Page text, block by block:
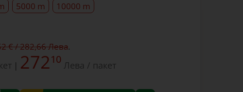
5000 m
10000 m
€ / 282,66 Лева.
| 27210 Лева / пакет